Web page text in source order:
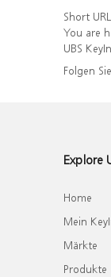
Short
You are
UBS
Folgen
Explore
Home
Mein
Märkte
Produkte